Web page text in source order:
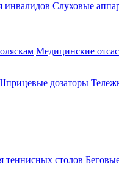
инвалидов Слуховые
Медицинские
дозаторы
теннисных столов